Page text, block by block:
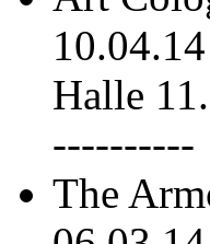
10.04.14
Halle
----------
The